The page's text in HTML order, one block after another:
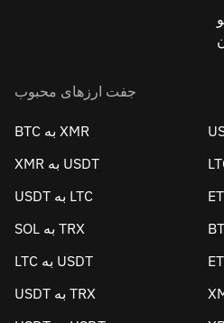
جفت ارزهای محبوب
BTC به XMR
XMR به USDT
USDT به LTC
SOL به TRX
LTC به USDT
USDT به TRX